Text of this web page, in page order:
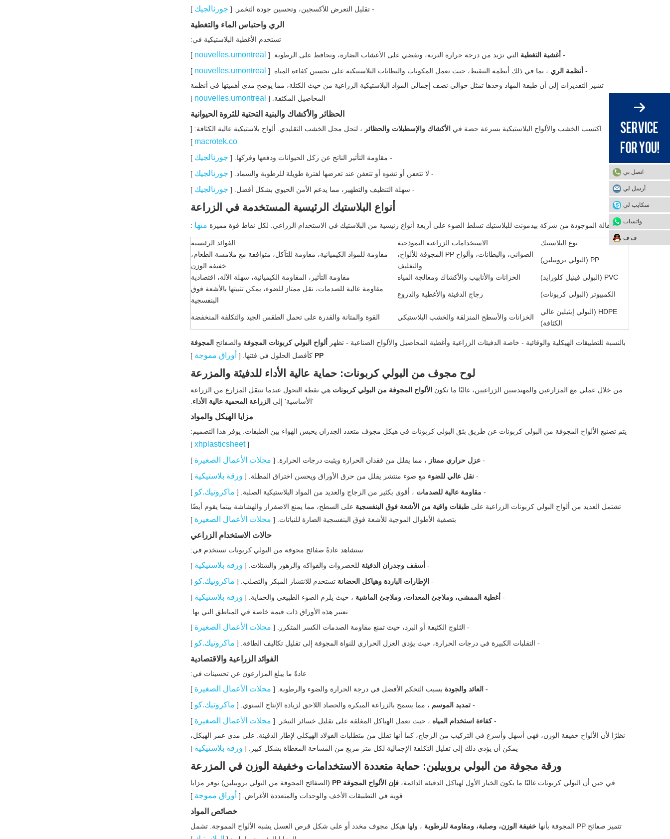
- تقليل التعرض للأكسجين، وتحسين جودة التخمر. [ جورنالجيك ]
الري واحتباس الماء والتغطية
تستخدم الأغطية البلاستيكية في:
- أغشية التغطية التي تزيد من درجة حرارة التربة، وتقضي على الأعشاب الضارة، وتحافظ على الرطوبة. [ nouvelles.umontreal
]
- أنظمة الري ، بما في ذلك أنظمة التنقيط، حيث تعمل المكونات والبطانات البلاستيكية على تحسين كفاءة المياه. [ nouvelles.umontreal
]
تشير التقديرات إلى أن طبقة المهاد وحدها تمثل حوالي نصف إجمالي المواد البلاستيكية الزراعية من حيث الكتلة، مما يوضح مدى أهميتها في أنظمة
المحاصيل المكثفة. [ nouvelles.umontreal
]
الحظائر والأكشاك والبنية التحتية للثروة الحيوانية
اكتسب الخشب والألواح البلاستيكية بسرعة حصة في الأكشاك والإسطبلات والحظائر ، لتحل محل الخشب التقليدي. ألواح بلاستيكية عالية الكثافة: [
macrotek.co
]
- مقاومة التأثير الناتج عن ركل الحيوانات ودفعها وفركها. [ جورنالجيك ]
- لا تتعفن أو تشوه أو تتعفن عند تعرضها لفترة طويلة للرطوبة والسماد. [ جورنالجيك ]
- سهلة التنظيف والتطهير، مما يدعم الأمن الحيوي بشكل أفضل. [ جورنالجيك ]
أنواع البلاستيك الرئيسية المستخدمة في الزراعة
المقالة الموجودة من شركة بيدمونت للبلاستيك تسلط الضوء على أربعة أنواع رئيسية من البلاستيك في الاستخدام الزراعي. لكل نقاط قوة مميزة منها :
نوع البلاستيك الاستخدامات الزراعية النموذجية الفوائد الرئيسية
PP (البولي بروبيلين)
الصواني، والبطانات، وألواح PP المجوفة للألواح،
والتغليف
مقاومة للمواد الكيميائية، مقاومة للتآكل، متوافقة مع ملامسة الطعام،
خفيفة الوزن
PVC (البولي فينيل كلورايد)
الخزانات والأنابيب والأكشاك ومعالجة المياه مقاومة التأثير، المقاومة الكيميائية، سهلة الآلة، اقتصادية
الكمبيوتر (البولي كربونات) زجاج الدفيئة والأغطية والدروع
مقاومة عالية للصدمات، نقل ممتاز للضوء، يمكن تثبيتها بالأشعة فوق
البنفسجية
HDPE (البولي إيثيلين عالي
الكثافة)
الخزانات والأسطح المنزلقة والخشب البلاستيكي القوة والمتانة والقدرة على تحمل الطقس الجيد والتكلفة المنخفضة
بالنسبة للتطبيقات الهيكلية والوقائية - خاصة الدفيئات الزراعية وأغطية المحاصيل والألواح الصناعية - تظهر ألواح البولي كربونات المجوفة والصفائح المجوفة
PP كأفضل الحلول في فئتها. [ أوراق مموجة ]
لوح مجوف من البولي كربونات: حماية عالية الأداء للدفيئة والمزرعة
من خلال عملي مع المزارعين والمهندسين الزراعيين، غالبًا ما تكون الألواح المجوفة من البولي كربونات هي نقطة التحول عندما تنتقل المزارع من الزراعة
'الأساسية' إلى الزراعة المحمية عالية الأداء
مزايا الهيكل والمواد
يتم تصنيع الألواح المجوفة من البولي كربونات عن طريق بثق البولي كربونات في هيكل مجوف متعدد الجدران يحبس الهواء بين الطبقات. يوفر هذا التصميم:
[
xhplasticsheet
]
- عزل حراري ممتاز ، مما يقلل من فقدان الحرارة ويثبت درجات الحرارة. [ مجلات الأعمال الصغيرة ]
- نقل عالي للضوء مع ضوء منتشر يقلل من حرق الأوراق ويحسن اختراق المظلة. [ ورقة بلاستيكية ]
- مقاومة عالية للصدمات ، أقوى بكثير من الزجاج والعديد من المواد البلاستيكية الصلبة. [ ماكروتيك.كو ]
تشتمل العديد من ألواح البولي كربونات الزراعية على طبقات واقية من الأشعة فوق البنفسجية على السطح، مما يمنع الاصفرار والهشاشة بينما يقوم أيضًا
بتصفية الأطوال الموجية للأشعة فوق البنفسجية الضارة للنباتات. [ مجلات الأعمال الصغيرة ]
حالات الاستخدام الزراعي
ستشاهد عادةً صفائح مجوفة من البولي كربونات تستخدم في:
- أسقف وجدران الدفيئة للخضروات والفواكه والزهور والشتلات. [ ورقة بلاستيكية ]
- الإطارات الباردة وهياكل الحضانة تستخدم للانتشار المبكر والتصلب. [ ماكروتيك.كو ]
- أغطية الممشى، وملاجئ المعدات، وملاجئ الماشية ، حيث يلزم الضوء الطبيعي والحماية. [ ورقة بلاستيكية ]
تعتبر هذه الأوراق ذات قيمة خاصة في المناطق التي بها:
- الثلوج الكثيفة أو البرد، حيث تمنع مقاومة الصدمات الكسر المتكرر. [ مجلات الأعمال الصغيرة ]
- التقلبات الكبيرة في درجات الحرارة، حيث يؤدي العزل الحراري للنواة المجوفة إلى تقليل تكاليف الطاقة. [ ماكروتيك.كو ]
الفوائد الزراعية والاقتصادية
عادةً ما يبلغ المزارعون عن تحسينات في:
- العائد والجودة بسبب التحكم الأفضل في درجة الحرارة والضوء والرطوبة. [ مجلات الأعمال الصغيرة ]
- تمديد الموسم ، مما يسمح بالزراعة المبكرة والحصاد اللاحق لزيادة الإنتاج السنوي. [ ماكروتيك.كو ]
-كفاءة استخدام المياه ، حيث تعمل الهياكل المغلقة على تقليل خسائر التبخر. [ مجلات الأعمال الصغيرة ]
نظرًا لأن الألواح خفيفة الوزن، فهي أسهل وأسرع في التركيب من الزجاج، كما أنها تقلل من متطلبات الفولاذ الهيكلي لإطار الدفيئة. على مدى عمر الهيكل،
يمكن أن يؤدي ذلك إلى تقليل التكلفة الإجمالية لكل متر مربع من المساحة المغطاة بشكل كبير. [ ورقة بلاستيكية ]
ورقة مجوفة من البولي بروبيلين: حماية متعددة الاستخدامات وخفيفة الوزن في المزرعة
في حين أن البولي كربونات غالبًا ما يكون الخيار الأول لهياكل الدفيئة الدائمة، فإن الألواح المجوفة PP
(الصفائح المجوفة من البولي بروبيلين) توفر مزايا
قوية في التطبيقات الأخف والوحدات والمتعددة الأغراض. [ أوراق مموجة ]
خصائص المواد
تتميز صفائح PP المجوفة بأنها خفيفة الوزن، وصلبة، ومقاومة للرطوبة ، ولها هيكل مجوف مخدد أو على شكل قرص العسل يشبه الألواح المموجة. تشمل
اتصل بي
أرسل لي
سكايب لي
واتساب
ف ف